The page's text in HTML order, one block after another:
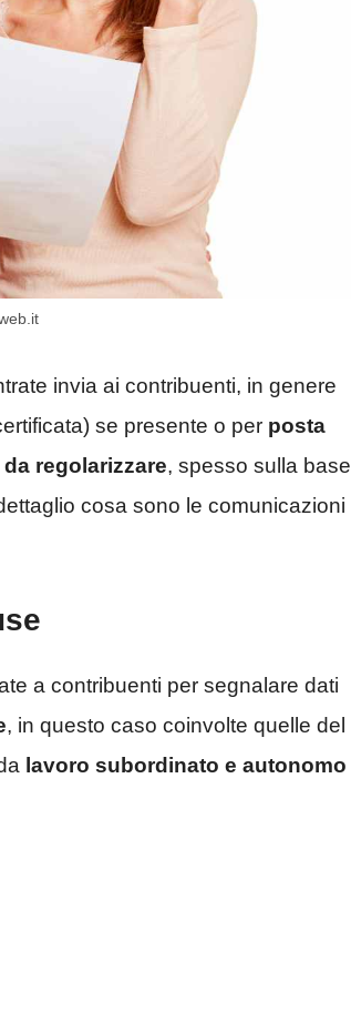
invia ai contribuenti, in genere
se presente o per posta
regolarizzare, spesso sulla base
cosa sono le comunicazioni
a contribuenti per segnalare dati
, in questo caso coinvolte quelle del
lavoro subordinato e autonomo